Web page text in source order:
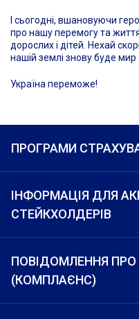
І сьогодні, вшановуючи
про нашу перемогу та
дорослих і дітей. Нехай
нашій землі знову буде
Україна переможе!
ПРОГРАМИ
ІНФОРМАЦІЯ ДЛЯ
СТЕЙКХОЛДЕРІВ
ПОВІДОМЛЕННЯ
(КОМПЛАЄНС)